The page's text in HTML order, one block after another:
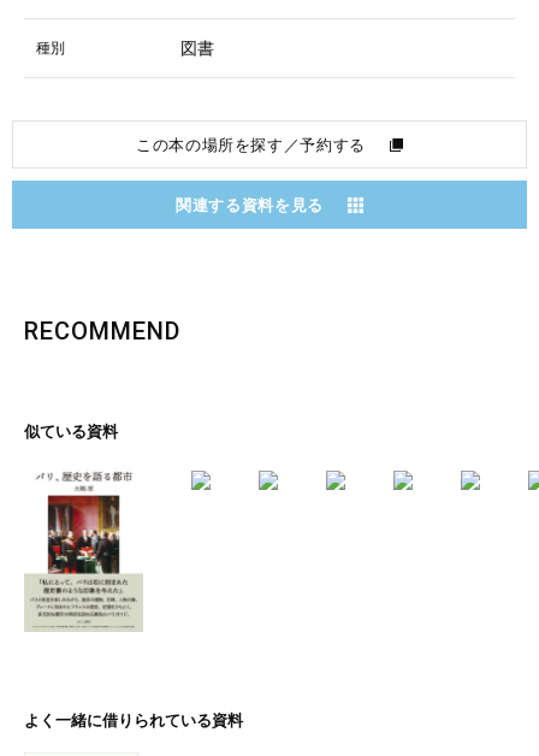
種別 図書
この本の場所を探す／予約する
関連する資料を見る
RECOMMEND
似ている資料
よく一緒に借りられている資料